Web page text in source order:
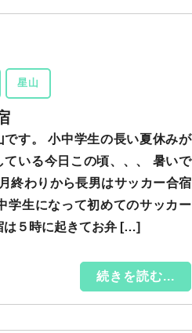
星山
です。 小中学生の長い夏休みが
ている今日この頃、、、 暑いで
終わりから長男はサッカー合宿
学生になって初めてのサッカー
は５時に起きてお弁 […]
続きを読む...